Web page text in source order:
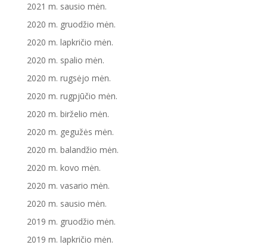
2021 m. sausio mėn.
2020 m. gruodžio mėn.
2020 m. lapkričio mėn.
2020 m. spalio mėn.
2020 m. rugsėjo mėn.
2020 m. rugpjūčio mėn.
2020 m. birželio mėn.
2020 m. gegužės mėn.
2020 m. balandžio mėn.
2020 m. kovo mėn.
2020 m. vasario mėn.
2020 m. sausio mėn.
2019 m. gruodžio mėn.
2019 m. lapkričio mėn.